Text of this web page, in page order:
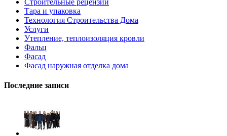
Тара и упаковка
Технология Строительства Дома
Услуги
Утепление, теплоизоляция кровли
Фальц
Фасад
Фасад наружная отделка дома
Последние записи